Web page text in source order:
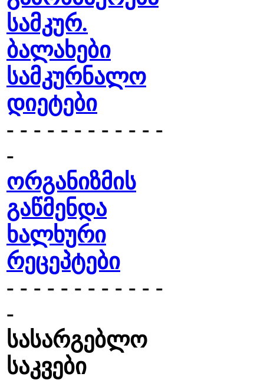
სამკურ.
ბალახები
სამკურნალო
დიეტები
- - - - - - - - - - - -
-
ორგანიზმის
გაწმენდა
ხალხური
რეცეპტები
- - - - - - - - - - - -
-
სასარგებლო
საკვები